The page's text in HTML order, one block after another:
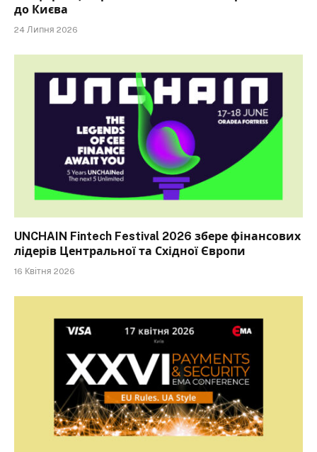
до Києва
24 Липня 2026
UNCHAIN Fintech Festival 2026 збере фінансових
лідерів Центральної та Східної Європи
16 Квітня 2026